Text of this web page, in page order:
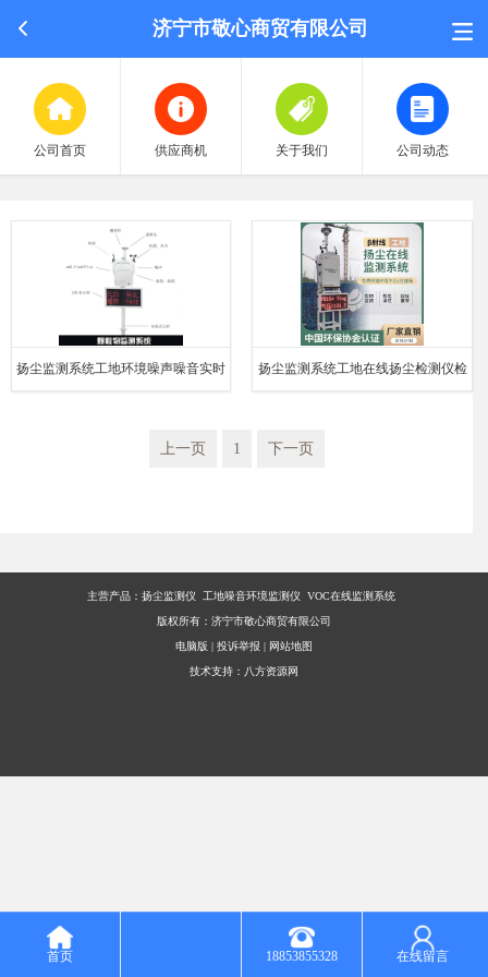
济宁市敬心商贸有限公司
公司首页 供应商机 关于我们 公司动态
荣誉认证
扬尘监测系统工地环境噪声噪音实时 扬尘监测系统工地在线扬尘检测仪检
上一页 1 下一页
主营产品： 扬尘监测仪 工地噪音环境监测仪 VOC在线监测系统
版权所有：济宁市敬心商贸有限公司
电脑版 | 投诉举报 | 网站地图
技术支持： 八方资源网
首页 18853855328 在线留言